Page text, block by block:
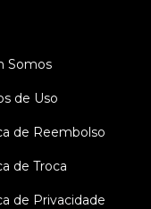
Somos
de Uso
de Reembolso
de Troca
de Privacidade